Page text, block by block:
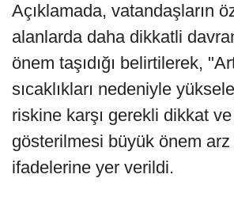
Açıklamada, vatandaşların
alanlarda daha dikkatli
önem taşıdığı belirtilerek,
sıcaklıkları nedeniyle
riskine karşı gerekli dikkat
gösterilmesi büyük önem
ifadelerine yer verildi.